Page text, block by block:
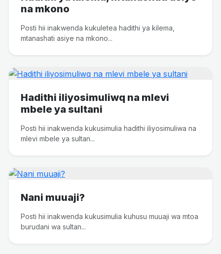
na mkono
Posti hii inakwenda kukuletea hadithi ya kilema,
mtanashati asiye na mkono...
Hadithi iliyosimuliwq na mlevi
mbele ya sultani
Posti hii inakwenda kukusimulia hadithi iliyosimuliwa na
mlevi mbele ya sultan...
Nani muuaji?
Posti hii inakwenda kukusimulia kuhusu muuaji wa mtoa
burudani wa sultan...